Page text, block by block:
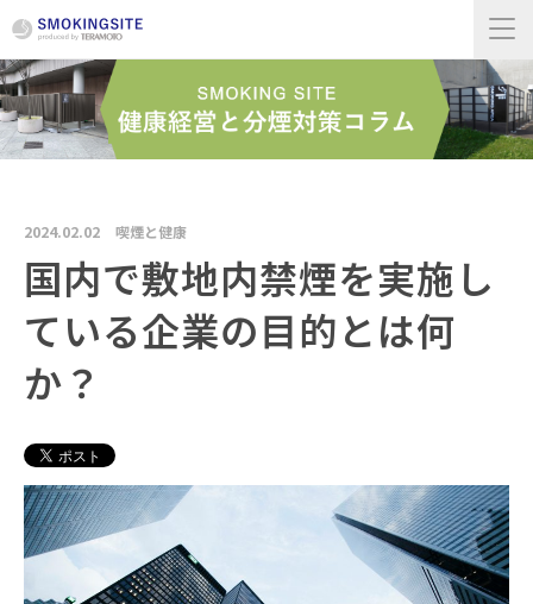
2024.02.02 喫煙と健康
国内で敷地内禁煙を実施し
ている企業の目的とは何
か？